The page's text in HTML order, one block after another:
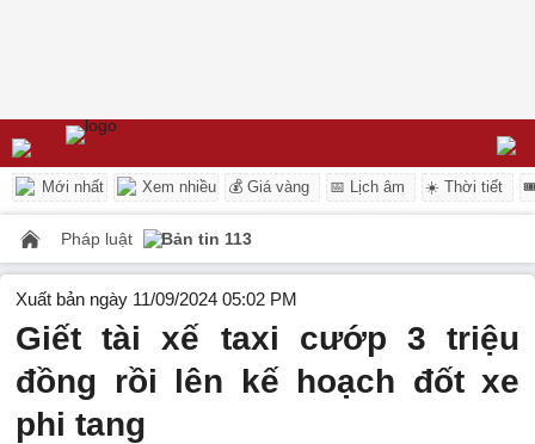
Mới nhất Xem nhiều 💰 Giá vàng 📅 Lịch âm ☀️ Thời tiết
Pháp luật Bản tin 113
Xuất bản ngày 11/09/2024 05:02 PM
Giết tài xế taxi cướp 3 triệu
đồng rồi lên kế hoạch đốt xe
phi tang